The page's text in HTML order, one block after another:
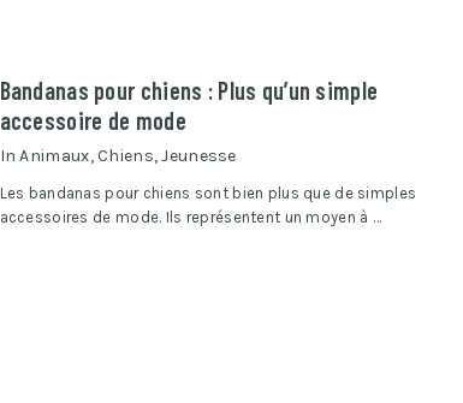
Bandanas pour chiens : Plus qu’un simple
accessoire de mode
InAnimaux, Chiens,Jeunesse
Les bandanas pour chiens sont bien plus que de simples
accessoires de mode. Ils représentent un moyen à …